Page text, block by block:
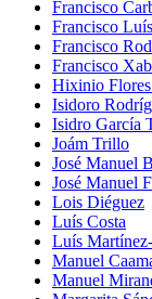
Francisco
Francisco
Francisco
Francisco
Hixinio
Isidoro
Isidro García
Joám Trillo
José Manuel
José Manuel
Lois Diéguez
Luís Costa
Luís
Manuel
Manuel